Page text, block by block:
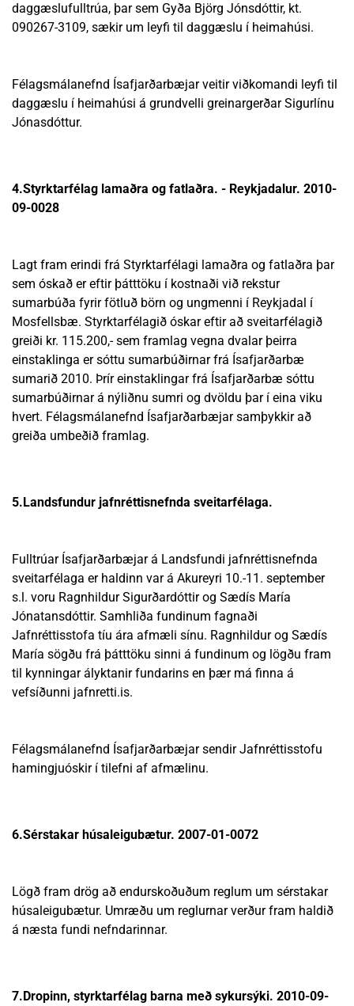
daggæslufulltrúa, þar sem Gyða Björg Jónsdóttir, kt.
090267-3109, sækir um leyfi til daggæslu í heimahúsi.
Félagsmálanefnd Ísafjarðarbæjar veitir viðkomandi leyfi til
daggæslu í heimahúsi á grundvelli greinargerðar Sigurlínu
Jónasdóttur.
4.Styrktarfélag lamaðra og fatlaðra. - Reykjadalur. 2010-
09-0028
Lagt fram erindi frá Styrktarfélagi lamaðra og fatlaðra þar
sem óskað er eftir þátttöku í kostnaði við rekstur
sumarbúða fyrir fötluð börn og ungmenni í Reykjadal í
Mosfellsbæ. Styrktarfélagið óskar eftir að sveitarfélagið
greiði kr. 115.200,- sem framlag vegna dvalar þeirra
einstaklinga er sóttu sumarbúðirnar frá Ísafjarðarbæ
sumarið 2010. Þrír einstaklingar frá Ísafjarðarbæ sóttu
sumarbúðirnar á nýliðnu sumri og dvöldu þar í eina viku
hvert. Félagsmálanefnd Ísafjarðarbæjar samþykkir að
greiða umbeðið framlag.
5.Landsfundur jafnréttisnefnda sveitarfélaga.
Fulltrúar Ísafjarðarbæjar á Landsfundi jafnréttisnefnda
sveitarfélaga er haldinn var á Akureyri 10.-11. september
s.l. voru Ragnhildur Sigurðardóttir og Sædís María
Jónatansdóttir. Samhliða fundinum fagnaði
Jafnréttisstofa tíu ára afmæli sínu. Ragnhildur og Sædís
María sögðu frá þátttöku sinni á fundinum og lögðu fram
til kynningar ályktanir fundarins en þær má finna á
vefsíðunni jafnretti.is.
Félagsmálanefnd Ísafjarðarbæjar sendir Jafnréttisstofu
hamingjuóskir í tilefni af afmælinu.
6.Sérstakar húsaleigubætur. 2007-01-0072
Lögð fram drög að endurskoðuðum reglum um sérstakar
húsaleigubætur. Umræðu um reglurnar verður fram haldið
á næsta fundi nefndarinnar.
7.Dropinn, styrktarfélag barna með sykursýki. 2010-09-